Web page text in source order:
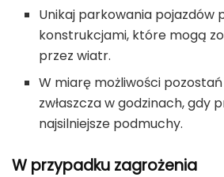
Unikaj parkowania pojazdów
konstrukcjami, które mogą
przez wiatr.
W miarę możliwości
zwłaszcza w godzinach, gdy
najsilniejsze podmuchy.
W przypadku zagrożenia